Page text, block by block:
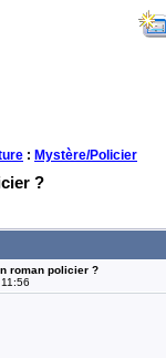
: Mystère/Policier
?
roman policier ?